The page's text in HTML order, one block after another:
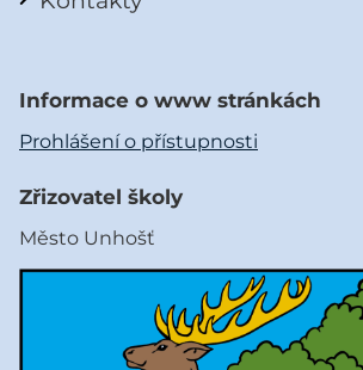
Informace o www stránkách
Prohlášení o přístupnosti
Zřizovatel školy
Město Unhošť